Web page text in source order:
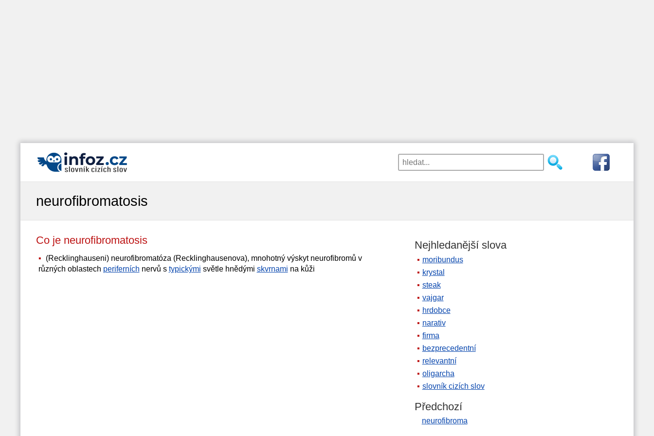
neurofibromatosis
Co je neurofibromatosis
(Recklinghauseni) neurofibromatóza (Recklinghausenova), mnohotný výskyt neurofibromů v
různých oblastech periferních nervů s typickými světle hnědými skvrnami na kůži
Nejhledanější slova
moribundus
krystal
steak
vajgar
hrdobce
narativ
firma
bezprecedentní
relevantní
oligarcha
slovník cizích slov
Předchozí
neurofibroma